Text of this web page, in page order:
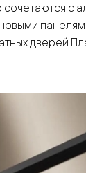
с
дверей